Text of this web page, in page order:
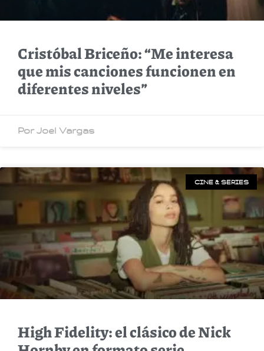
Cristóbal Briceño: “Me interesa
que mis canciones funcionen en
diferentes niveles”
Por Joel Vargas
CINE & SERIES
High Fidelity: el clásico de Nick